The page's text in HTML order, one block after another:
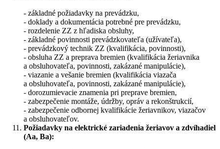
- základné požiadavky na prevádzku,
- doklady a dokumentácia potrebné pre prevádzku,
- rozdelenie ZZ z hľadiska obsluhy,
- základné povinnosti prevádzkovateľa (užívateľa),
- prevádzkový technik ZZ (kvalifikácia, povinnosti),
- obsluha ZZ a preprava bremien (kvalifikácia žeriavnika
a obsluhovateľa, povinnosti, zakázané manipulácie),
- viazanie a vešanie bremien (kvalifikácia viazača
a obsluhovateľa, povinnosti, zakázané manipulácie),
- dorozumievacie znamenia pri preprave bremien,
- zabezpečenie montáže, údržby, opráv a rekonštrukcií,
- zabezpečenie odbornej kvalifikácie žeriavnikov, viazačov
a obsluhovateľov.
Požiadavky na elektrické zariadenia žeriavov a zdvíhadiel
(Aa, Ba):